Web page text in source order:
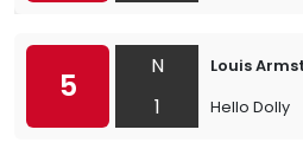
5
N
1
Louis
Hello Dolly